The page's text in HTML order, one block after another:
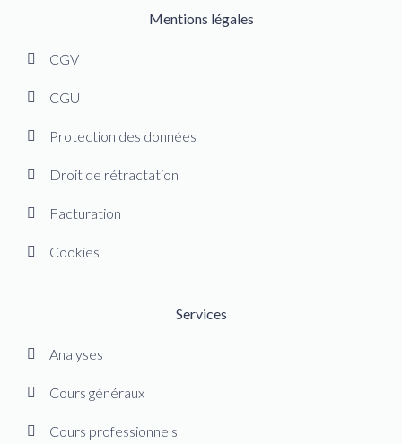
Mentions légales
CGV
CGU
Protection des données
Droit de rétractation
Facturation
Cookies
Services
Analyses
Cours généraux
Cours professionnels